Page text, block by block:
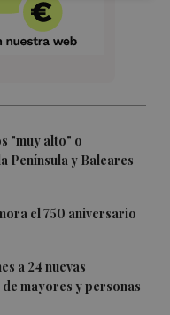
"muy alto" o
Península y Baleares
el 750 aniversario
a 24 nuevas
mayores y personas